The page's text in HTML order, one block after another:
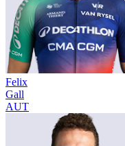
Felix
Gall
AUT